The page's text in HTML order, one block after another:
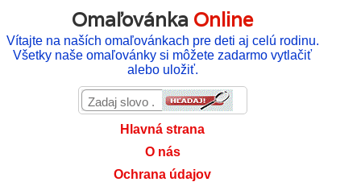
Omaľovánka Online
Vítajte na naších omaľovánkach pre deti aj celú rodinu.
Všetky naše omaľovánky si môžete zadarmo vytlačiť
alebo uložiť.
Hlavná strana
O nás
Ochrana údajov